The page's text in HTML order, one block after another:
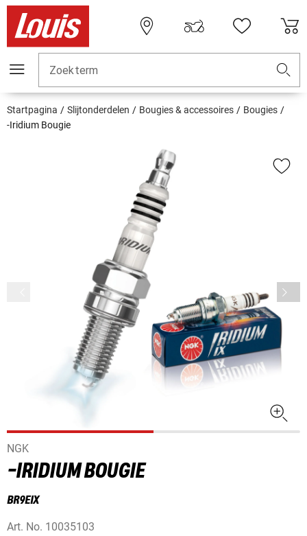
Zoekterm
Startpagina Slijtonderdelen Bougies & accessoires
Bougies
-Iridium Bougie
NGK
-IRIDIUM BOUGIE
BR9EIX
Art. No. 10035103